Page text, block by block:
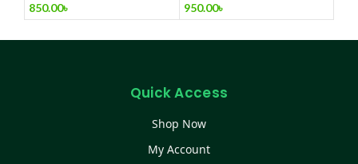
850.00৳ 950.00৳
Quick Access
Shop Now
My Account